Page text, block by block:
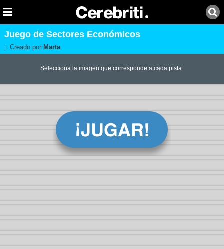
Juego de Sectores Económicos
Creado por: Marta
Selecciona la imagen que corresponde a cada pista.